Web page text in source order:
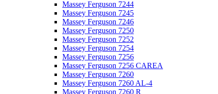
Massey Ferguson 7244
Massey Ferguson 7245
Massey Ferguson 7246
Massey Ferguson 7250
Massey Ferguson 7252
Massey Ferguson 7254
Massey Ferguson 7256
Massey Ferguson 7256 CAREA
Massey Ferguson 7260
Massey Ferguson 7260 AL-4
Massey Ferguson 7260 R